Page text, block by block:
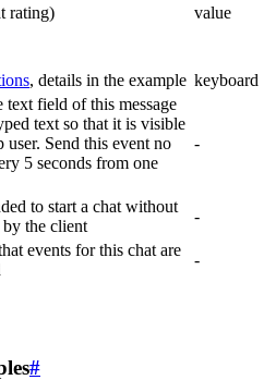
rating)
value
, details in the example keyboard
text field of this message
text so that it is visible
user. Send this event no
5 seconds from one
-
to start a chat without
by the client
-
events for this chat are
-
#